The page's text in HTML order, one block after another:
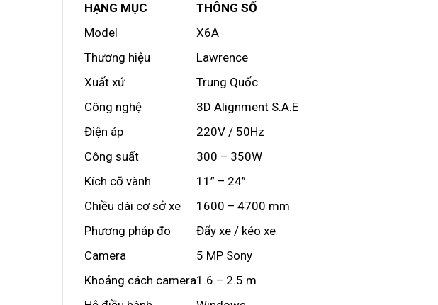
HẠNG MỤC
THÔNG SỐ
Model
X6A
Thương hiệu
Lawrence
Xuất xứ
Trung Quốc
Công nghệ
3D Alignment S.A.E
Điện áp
220V / 50Hz
Công suất
300 – 350W
Kích cỡ vành
11” – 24”
Chiều dài cơ sở xe
1600 – 4700 mm
Phương pháp đo
Đẩy xe / kéo xe
Camera
5 MP Sony
Khoảng cách camera1.6 – 2.5 m